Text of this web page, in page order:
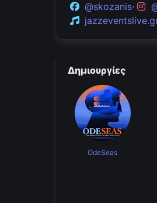
@skozanis·
Δημιουργίες
OdeSeas